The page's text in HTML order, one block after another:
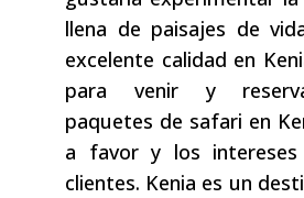
llena de paisajes de
excelente calidad en
para venir y
paquetes de safari en
a favor y los
clientes. Kenia es un